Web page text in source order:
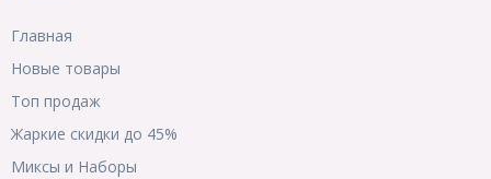
Главная
Новые товары
Топ продаж
Жаркие скидки до 45%
Миксы и Наборы